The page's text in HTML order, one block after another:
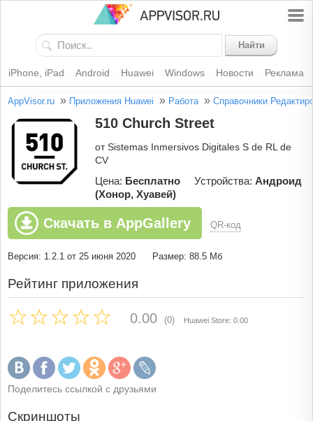
Найти
iPhone, iPad Android Huawei Windows Новости Реклама
AppVisor.ru » Приложения Huawei » Работа » Справочники
510 Church Street
от Sistemas Inmersivos Digitales S de RL de
CV
Цена: Бесплатно Устройства: Андроид
(Хонор, Хуавей)
Скачать в AppGallery QR-код
Версия: 1.2.1 от 25 июня 2020 Размер: 88.5 Мб
Рейтинг приложения
0.00 (0) Huawei Store: 0.00
Поделитесь ссылкой с друзьями
Скриншоты